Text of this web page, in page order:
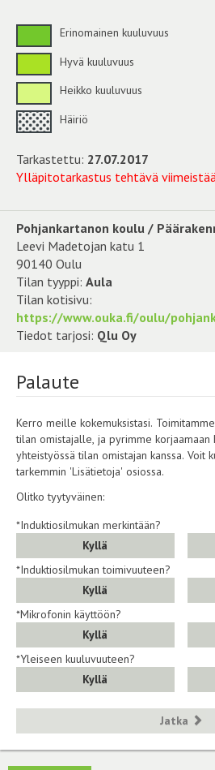
Erinomainen kuuluvuus
Hyvä kuuluvuus
Heikko kuuluvuus
Häiriö
Tarkastettu: 27.07.2017
Ylläpitotarkastus tehtävä
Pohjankartanon koulu /
Leevi Madetojan katu 1
90140 Oulu
Tilan tyyppi: Aula
Tilan kotisivu:
https://www.ouka.fi/oulu/
Tiedot tarjosi: Qlu Oy
Palaute
Kerro meille kokemuksistasi.
tilan omistajalle, ja pyrimme korjaamaan havaitut ongelmat
yhteistyössä tilan omistajan kanssa. Voit
tarkemmin 'Lisätietoja' osiossa.
Olitko tyytyväinen:
*Induktiosilmukan merkintään?
Kyllä
*Induktiosilmukan toimivuuteen?
Kyllä
*Mikrofonin käyttöön?
Kyllä
*Yleiseen kuuluvuuteen?
Kyllä
Jatka